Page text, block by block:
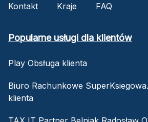
Kontakt
Kraje FAQ
Popularne usługi dla klientów
Play Obsługa klienta
Biuro Rachunkowe
klienta